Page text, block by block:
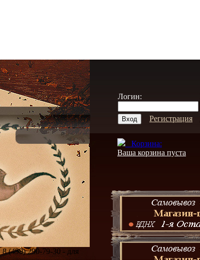
8 (499) 290-79-30 - для
Логин:
Регистрация
Корзина:
Ваша корзина пуста